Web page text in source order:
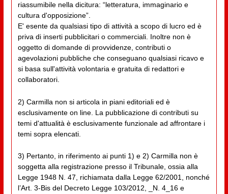
riassumibile nella dicitura: “letteratura, immaginario e
cultura d'opposizione”.
E' esente da qualsiasi tipo di attività a scopo di lucro ed è
priva di inserti pubblicitari o commerciali. Inoltre non è
oggetto di domande di provvidenze, contributi o
agevolazioni pubbliche che conseguano qualsiasi ricavo e
si basa sull'attività volontaria e gratuita di redattori e
collaboratori.
2) Carmilla non si articola in piani editoriali ed è
esclusivamente on line. La pubblicazione di contributi su
temi d'attualità è esclusivamente funzionale ad affrontare i
temi sopra elencati.
3) Pertanto, in riferimento ai punti 1) e 2) Carmilla non è
soggetta alla registrazione presso il Tribunale, ossia alla
Legge 1948 N. 47, richiamata dalla Legge 62/2001, nonché
l’Art. 3-Bis del Decreto Legge 103/2012, _N. 4_16 e